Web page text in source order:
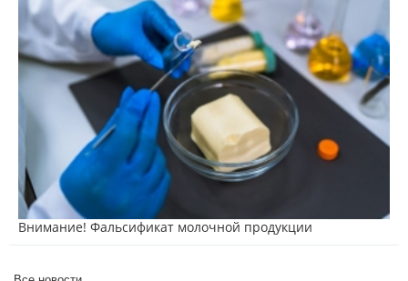
Внимание! Фальсификат молочной продукции